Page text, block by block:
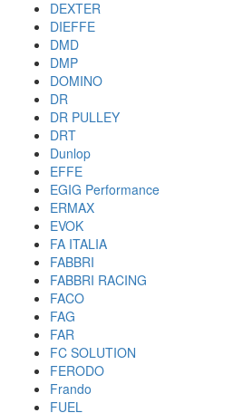
DEXTER
DIEFFE
DMD
DMP
DOMINO
DR
DR PULLEY
DRT
Dunlop
EFFE
EGIG Performance
ERMAX
EVOK
FA ITALIA
FABBRI
FABBRI RACING
FACO
FAG
FAR
FC SOLUTION
FERODO
Frando
FUEL